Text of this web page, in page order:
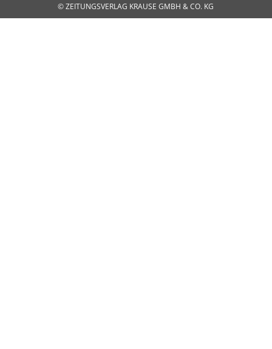
© ZEITUNGSVERLAG KRAUSE GMBH & CO. KG